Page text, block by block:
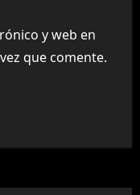
y web en
que comente.